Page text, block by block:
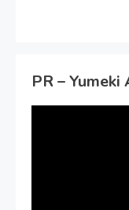
PR –